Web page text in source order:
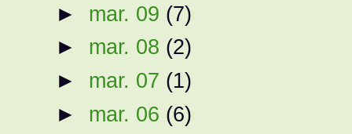
► mar. 09 (7)
► mar. 08 (2)
► mar. 07 (1)
► mar. 06 (6)